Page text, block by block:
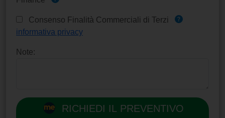
Consenso Finalità Commerciali di Terzi
informativa privacy
Note:
RICHIEDI IL PREVENTIVO